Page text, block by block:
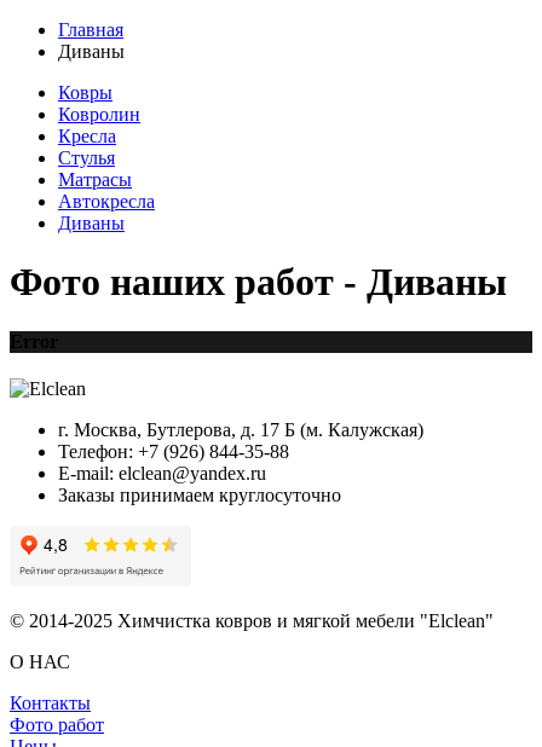
Главная
Диваны
Ковры
Ковролин
Кресла
Стулья
Матрасы
Автокресла
Диваны
Фото наших работ - Диваны
Error
г. Москва, Бутлерова, д. 17 Б (м. Калужская)
Телефон: +7 (926) 844-35-88
E-mail: elclean@yandex.ru
Заказы принимаем круглосуточно
© 2014-2025 Химчистка ковров и мягкой мебели "Elclean"
О НАС
Контакты
Фото работ